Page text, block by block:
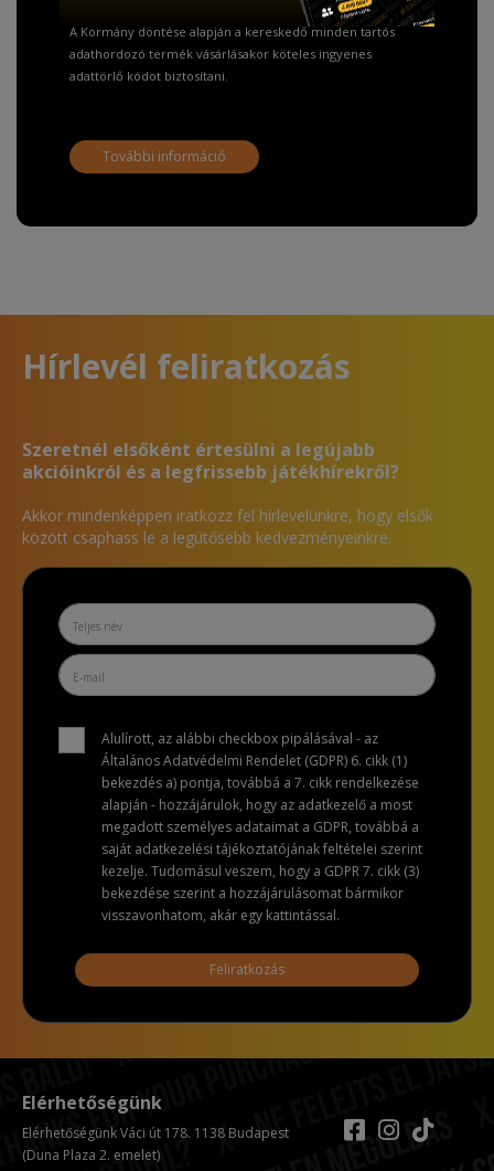
A Kormány döntése alapján a kereskedő minden tartós
adathordozó termék vásárlásakor köteles ingyenes
adattörlő kódot biztosítani.
További információ
Hírlevél feliratkozás
Szeretnél elsőként értesülni a legújabb
akcióinkról és a legfrissebb játékhírekről?
Akkor mindenképpen iratkozz fel hírlevelünkre, hogy elsők
között csaphass le a legütősebb kedvezményeinkre.
Alulírott, az alábbi checkbox pipálásával - az
Általános Adatvédelmi Rendelet (GDPR) 6. cikk (1)
bekezdés a) pontja, továbbá a 7. cikk rendelkezése
alapján - hozzájárulok, hogy az adatkezelő a most
megadott személyes adataimat a GDPR, továbbá a
saját adatkezelési tájékoztatójának feltételei szerint
kezelje. Tudomásul veszem, hogy a GDPR 7. cikk (3)
bekezdése szerint a hozzájárulásomat bármikor
visszavonhatom, akár egy kattintással.
Feliratkozás
Elérhetőségünk
Elérhetőségünk Váci út 178. 1138 Budapest
(Duna Plaza 2. emelet)